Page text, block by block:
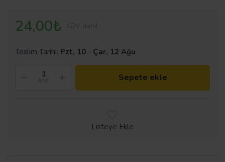
24,00₺
Teslim Tarihi: Pzt, 10 - Çar, 12 Ağu
Adet Sepete ekle
Listeye Ekle